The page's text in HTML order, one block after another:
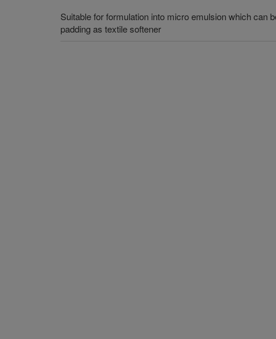
Suitable for formulation into micro emulsion which can
padding as textile softener